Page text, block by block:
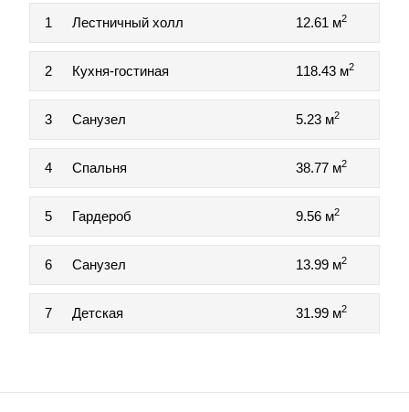
1 Лестничный холл 12.61 м2
2 Кухня-гостиная 118.43 м2
3 Санузел 5.23 м2
4 Спальня 38.77 м2
5 Гардероб 9.56 м2
6 Санузел 13.99 м2
7 Детская 31.99 м2